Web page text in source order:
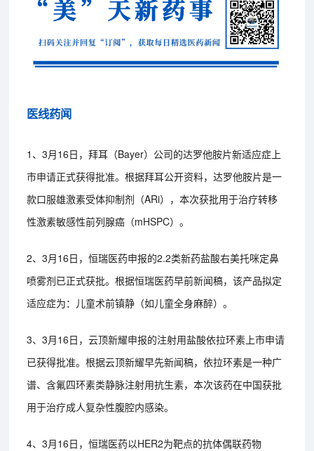
医线药闻
1、3月16日，拜耳（Bayer）公司的达罗他胺片新适应症上
市申请正式获得批准。根据拜耳公开资料，达罗他胺片是一
款口服雄激素受体抑制剂（ARi），本次获批用于治疗转移
性激素敏感性前列腺癌（mHSPC）。
2、3月16日，恒瑞医药申报的2.2类新药盐酸右美托咪定鼻
喷雾剂已正式获批。根据恒瑞医药早前新闻稿，该产品拟定
适应症为：儿童术前镇静（如儿童全身麻醉）。
3、3月16日，云顶新耀申报的注射用盐酸依拉环素上市申请
已获得批准。根据云顶新耀早先新闻稿，依拉环素是一种广
谱、含氟四环素类静脉注射用抗生素，本次该药在中国获批
用于治疗成人复杂性腹腔内感染。
4、3月16日，恒瑞医药以HER2为靶点的抗体偶联药物